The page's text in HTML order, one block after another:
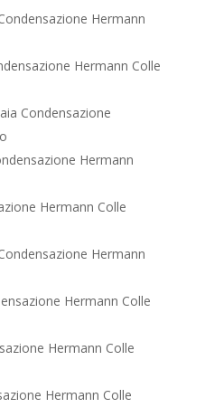
Hermann
Hermann Colle
Condensazione
Hermann
Hermann Colle
Hermann
Hermann Colle
Hermann Colle
Hermann Colle